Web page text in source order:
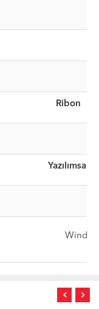
Ribon
Yazılımsal